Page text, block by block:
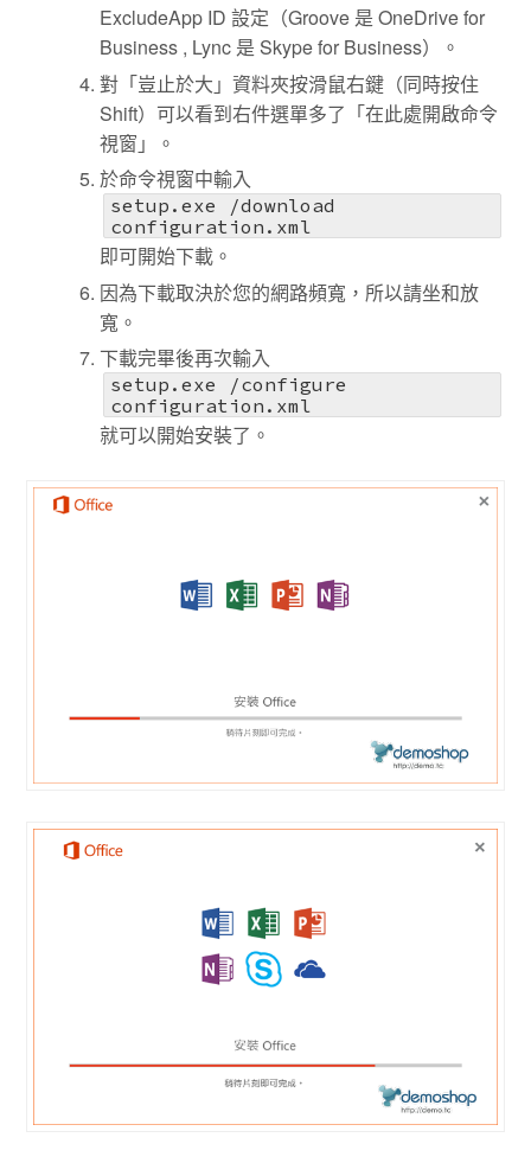
ExcludeApp ID 設定（Groove 是 OneDrive for
Business , Lync 是 Skype for Business）。
對「豈止於大」資料夾按滑鼠右鍵（同時按住
Shift）可以看到右件選單多了「在此處開啟命令
視窗」。
於命令視窗中輸入
setup.exe /download
configuration.xml
即可開始下載。
因為下載取決於您的網路頻寬，所以請坐和放
寬。
下載完畢後再次輸入
setup.exe /configure
configuration.xml
就可以開始安裝了。